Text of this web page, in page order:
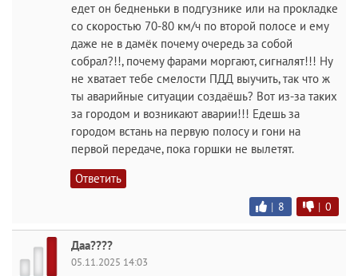
едет он бедненьки в подгузнике или на прокладке
со скоростью 70-80 км/ч по второй полосе и ему
даже не в дамёк почему очередь за собой
собрал?!!, почему фарами моргают, сигналят!!! Ну
не хватает тебе смелости ПДД выучить, так что ж
ты аварийные ситуации создаёшь? Вот из-за таких
за городом и возникают аварии!!! Едешь за
городом встань на первую полосу и гони на
первой передаче, пока горшки не вылетят.
Ответить
| 8 | 0
Даа????
05.11.2025 14:03